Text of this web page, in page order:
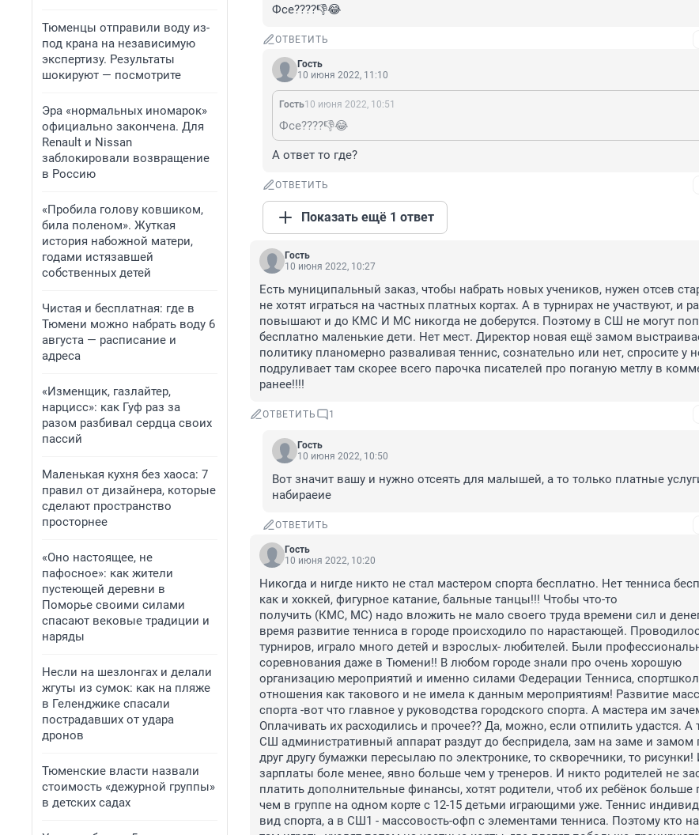
Тюменцы отправили воду из-
под крана на независимую
экспертизу. Результаты
шокируют — посмотрите
Эра «нормальных иномарок»
официально закончена. Для
Renault и Nissan
заблокировали возвращение
в Россию
«Пробила голову ковшиком,
била поленом». Жуткая
история набожной матери,
годами истязавшей
собственных детей
Чистая и бесплатная: где в
Тюмени можно набрать воду 6
августа — расписание и
адреса
«Изменщик, газлайтер,
нарцисс»: как Гуф раз за
разом разбивал сердца своих
пассий
Маленькая кухня без хаоса: 7
правил от дизайнера, которые
сделают пространство
просторнее
«Оно настоящее, не
пафосное»: как жители
пустеющей деревни в
Поморье своими силами
спасают вековые традиции и
наряды
Несли на шезлонгах и делали
жгуты из сумок: как на пляже
в Геленджике спасали
пострадавших от удара
дронов
Тюменские власти назвали
стоимость «дежурной группы»
в детских садах
Фсе????👎😂
ОТВЕТИТЬ
Гость
10 июня 2022, 11:10
Гость10 июня 2022, 10:51
Фсе????👎😂
А ответ то где?
ОТВЕТИТЬ
Показать ещё 1 ответ
Гость
10 июня 2022, 10:27
Есть муниципальный заказ, чтобы набрать новых учеников, нужен отсев
не хотят играться на частных платных кортах. А в турнирах не участвуют, и
повышают и до КМС И МС никогда не доберутся. Поэтому в СШ не могут
бесплатно маленькие дети. Нет мест. Директор новая ещё замом
политику планомерно разваливая теннис, сознательно или нет, спросите у
подруливает там скорее всего парочка писателей про поганую метлу в
ранее!!!!
ОТВЕТИТЬ 1
Гость
10 июня 2022, 10:50
Вот значит вашу и нужно отсеять для малышей, а то только платные
набираеие
ОТВЕТИТЬ
Гость
10 июня 2022, 10:20
Никогда и нигде никто не стал мастером спорта бесплатно. Нет тенниса
как и хоккей, фигурное катание, бальные танцы!!! Чтобы что-то
получить (КМС, МС) надо вложить не мало своего труда времени сил и
время развитие тенниса в городе происходило по нарастающей.
турниров, играло много детей и взрослых- любителей. Были
соревнования даже в Тюмени!! В любом городе знали про очень хорошую
организацию мероприятий и именно силами Федерации Тенниса,
отношения как такового и не имела к данным мероприятиям! Развитие
спорта -вот что главное у руководства городского спорта. А мастера им
Оплачивать их расходились и прочее?? Да, можно, если отпилить удастся. А
СШ административный аппарат раздут до беспридела, зам на заме и замом
друг другу бумажки пересылаю по электронике, то скворечники, то рисунки!
зарплаты боле менее, явно больше чем у тренеров. И никто родителей не
платить дополнительные финансы, хотят родители, чтоб их ребёнок больше
чем в группе на одном корте с 12-15 детьми играющими уже. Теннис
вид спорта, а в СШ1 - массовость-офп с элементами тенниса. Поэтому кто